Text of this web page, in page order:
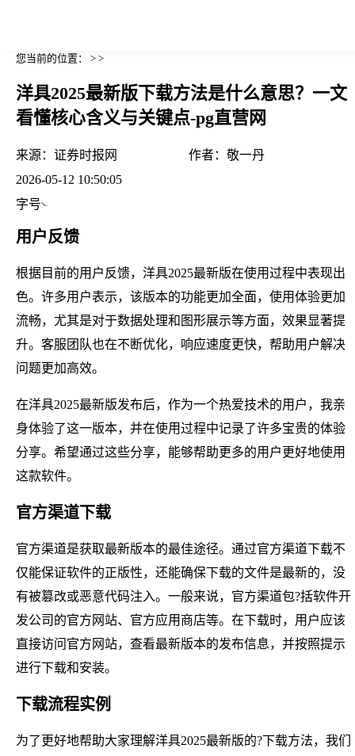
您当前的位置： > >
洋具2025最新版下载方法是什么意思？一文
看懂核心含义与关键点-pg直营网
来源： 证券时报网 作者： 敬一丹
2026-05-12 10:50:05
字号
用户反馈
根据目前的用户反馈，洋具2025最新版在使用过程中表现出
色。许多用户表示，该版本的功能更加全面，使用体验更加
流畅，尤其是对于数据处理和图形展示等方面，效果显著提
升。客服团队也在不断优化，响应速度更快，帮助用户解决
问题更加高效。
在洋具2025最新版发布后，作为一个热爱技术的用户，我亲
身体验了这一版本，并在使用过程中记录了许多宝贵的体验
分享。希望通过这些分享，能够帮助更多的用户更好地使用
这款软件。
官方渠道下载
官方渠道是获取最新版本的最佳途径。通过官方渠道下载不
仅能保证软件的正版性，还能确保下载的文件是最新的，没
有被篡改或恶意代码注入。一般来说，官方渠道包?括软件开
发公司的官方网站、官方应用商店等。在下载时，用户应该
直接访问官方网站，查看最新版本的发布信息，并按照提示
进行下载和安装。
下载流程实例
为了更好地帮助大家理解洋具2025最新版的?下载方法，我们